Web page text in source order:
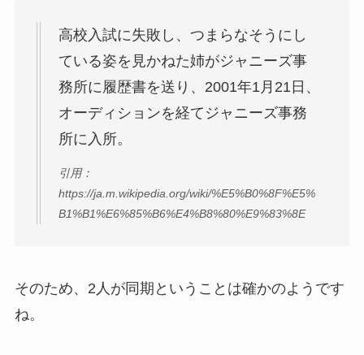
高校入試に失敗し、つまらなそうにし
ている姿を見かねた姉がジャニーズ事
務所に履歴書を送り、2001年1月21日、
オーディションを経てジャニーズ事務
所に入所。
引用：
https://ja.m.wikipedia.org/wiki/%E5%B0%8F%E5%
B1%B1%E6%85%B6%E4%B8%80%E9%83%8E
そのため、2人が同期ということは確かのようです
ね。